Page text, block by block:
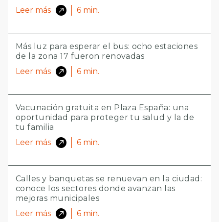
Leer más
6 min.
Más luz para esperar el bus: ocho estaciones
de la zona 17 fueron renovadas
Leer más
6 min.
Vacunación gratuita en Plaza España: una
oportunidad para proteger tu salud y la de
tu familia
Leer más
6 min.
Calles y banquetas se renuevan en la ciudad:
conoce los sectores donde avanzan las
mejoras municipales
Leer más
6 min.